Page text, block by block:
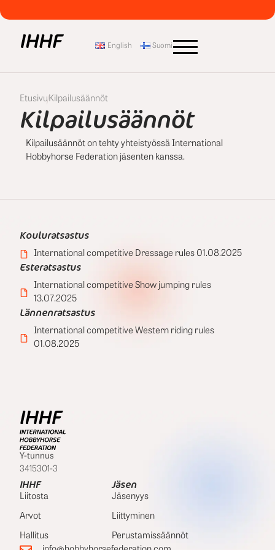
English Suomi
EtusivuKilpailusäännöt
Kilpailusäännöt
Kilpailusäännöt on tehty yhteistyössä International
Hobbyhorse Federation jäsenten kanssa.
Kouluratsastus
International competitive Dressage rules 01.08.2025
Esteratsastus
International competitive Show jumping rules
13.07.2025
Lännenratsastus
International competitive Western riding rules
01.08.2025
Y-tunnus
3415301-3
IHHF
Liitosta
Arvot
Hallitus
Jäsen
Jäsenyys
Liittyminen
Perustamissäännöt